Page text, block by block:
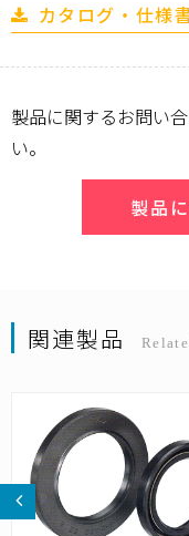
カタログ・仕様
製品に関するお問い
い。
製品
関連製品